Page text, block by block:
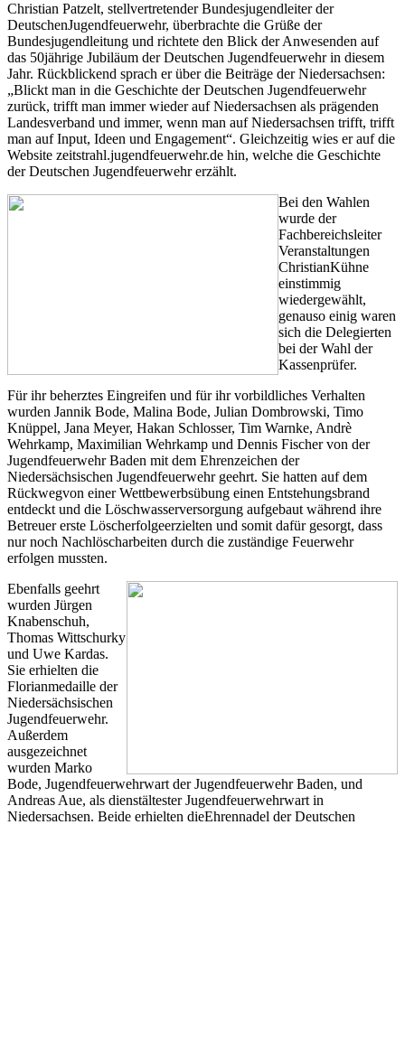
Christian Patzelt, stellvertretender Bundesjugendleiter der
DeutschenJugendfeuerwehr, überbrachte die Grüße der
Bundesjugendleitung und richtete den Blick der Anwesenden auf
das 50jährige Jubiläum der Deutschen Jugendfeuerwehr in diesem
Jahr. Rückblickend sprach er über die Beiträge der Niedersachsen:
„Blickt man in die Geschichte der Deutschen Jugendfeuerwehr
zurück, trifft man immer wieder auf Niedersachsen als prägenden
Landesverband und immer, wenn man auf Niedersachsen trifft, trifft
man auf Input, Ideen und Engagement“. Gleichzeitig wies er auf die
Website zeitstrahl.jugendfeuerwehr.de hin, welche die Geschichte
der Deutschen Jugendfeuerwehr erzählt.
Bei den Wahlen
wurde der
Fachbereichsleiter
Veranstaltungen
ChristianKühne
einstimmig
wiedergewählt,
genauso einig waren
sich die Delegierten
bei der Wahl der
Kassenprüfer.
Für ihr beherztes Eingreifen und für ihr vorbildliches Verhalten
wurden Jannik Bode, Malina Bode, Julian Dombrowski, Timo
Knüppel, Jana Meyer, Hakan Schlosser, Tim Warnke, Andrè
Wehrkamp, Maximilian Wehrkamp und Dennis Fischer von der
Jugendfeuerwehr Baden mit dem Ehrenzeichen der
Niedersächsischen Jugendfeuerwehr geehrt. Sie hatten auf dem
Rückwegvon einer Wettbewerbsübung einen Entstehungsbrand
entdeckt und die Löschwasserversorgung aufgebaut während ihre
Betreuer erste Löscherfolgeerzielten und somit dafür gesorgt, dass
nur noch Nachlöscharbeiten durch die zuständige Feuerwehr
erfolgen mussten.
Ebenfalls geehrt
wurden Jürgen
Knabenschuh,
Thomas Wittschurky
und Uwe Kardas.
Sie erhielten die
Florianmedaille der
Niedersächsischen
Jugendfeuerwehr.
Außerdem
ausgezeichnet
wurden Marko
Bode, Jugendfeuerwehrwart der Jugendfeuerwehr Baden, und
Andreas Aue, als dienstältester Jugendfeuerwehrwart in
Niedersachsen. Beide erhielten dieEhrennadel der Deutschen